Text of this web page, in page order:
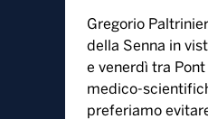
Gregorio
della Senna in
e venerdì tra
medico-
preferiamo